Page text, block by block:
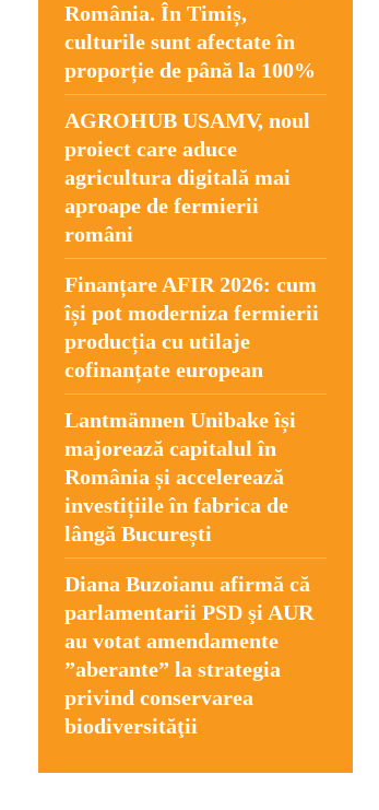
România. În Timiș,
culturile sunt afectate în
proporție de până la 100%
AGROHUB USAMV, noul
proiect care aduce
agricultura digitală mai
aproape de fermierii
români
Finanțare AFIR 2026: cum
își pot moderniza fermierii
producția cu utilaje
cofinanțate european
Lantmännen Unibake își
majorează capitalul în
România și accelerează
investițiile în fabrica de
lângă București
Diana Buzoianu afirmă că
parlamentarii PSD şi AUR
au votat amendamente
”aberante” la strategia
privind conservarea
biodiversităţii